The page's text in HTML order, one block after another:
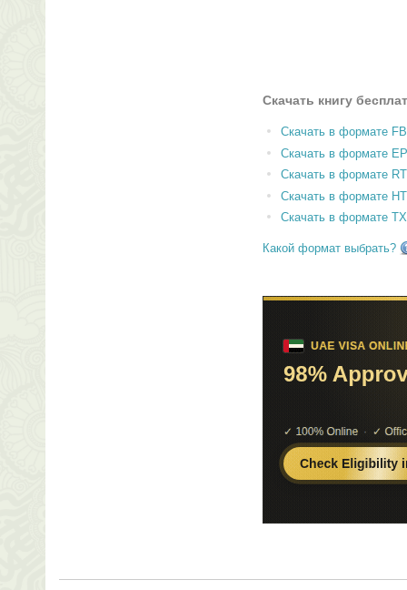
Скачать книгу
Скачать в формате
Скачать в формате
Скачать в формате
Скачать в формате
Скачать в формате
Какой формат выбрать?